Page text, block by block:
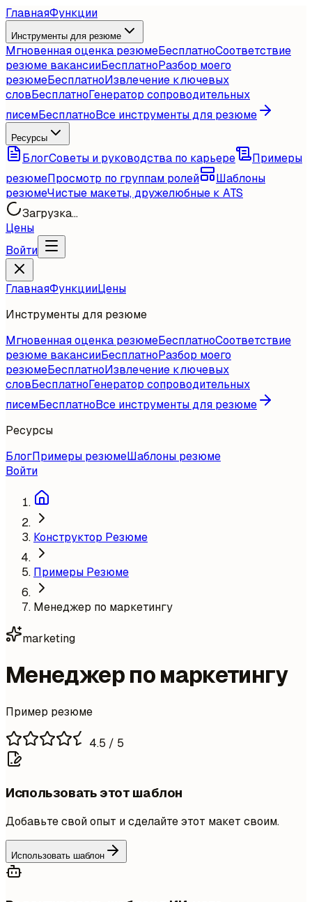
ГлавнаяФункции
Инструменты для резюме
Мгновенная оценка резюмеБесплатноСоответствие
резюме вакансииБесплатноРазбор моего
резюмеБесплатноИзвлечение ключевых
словБесплатноГенератор сопроводительных
писемБесплатноВсе инструменты для резюме
Ресурсы
БлогСоветы и руководства по карьере
Примеры
резюмеПросмотр по группам ролей
Шаблоны
резюмеЧистые макеты, дружелюбные к ATS
Загрузка...
Цены
Войти
ГлавнаяФункцииЦены
Инструменты для резюме
Мгновенная оценка резюмеБесплатноСоответствие
резюме вакансииБесплатноРазбор моего
резюмеБесплатноИзвлечение ключевых
словБесплатноГенератор сопроводительных
писемБесплатноВсе инструменты для резюме
Ресурсы
БлогПримеры резюмеШаблоны резюме
Войти
Конструктор Резюме
Примеры Резюме
Менеджер по маркетингу
marketing
Менеджер по маркетингу
Пример резюме
4.5 / 5
Использовать этот шаблон
Добавьте свой опыт и сделайте этот макет своим.
Использовать шаблон